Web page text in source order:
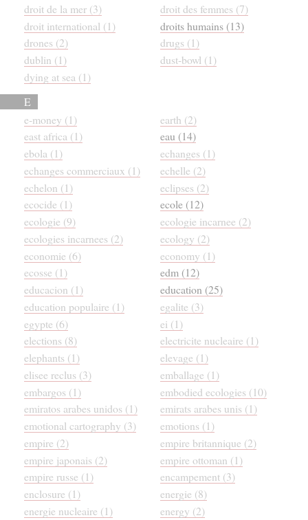
droit de la mer (3)
droit des femmes (7)
droit international (1)
droits humains (13)
drones (2)
drugs (1)
dublin (1)
dust-bowl (1)
dying at sea (1)
E
e-money (1)
earth (2)
east africa (1)
eau (14)
ebola (1)
echanges (1)
echanges commerciaux (1)
echelle (2)
echelon (1)
eclipses (2)
ecocide (1)
ecole (12)
ecologie (9)
ecologie incarnee (2)
ecologies incarnees (2)
ecology (2)
economie (6)
economy (1)
ecosse (1)
edm (12)
educacion (1)
education (25)
education populaire (1)
egalite (3)
egypte (6)
ei (1)
elections (8)
electricite nucleaire (1)
elephants (1)
elevage (1)
elisee reclus (3)
emballage (1)
embargos (1)
embodied ecologies (10)
emiratos arabes unidos (1)
emirats arabes unis (1)
emotional cartography (3)
emotions (1)
empire (2)
empire britannique (2)
empire japonais (2)
empire ottoman (1)
empire russe (1)
encampement (3)
enclosure (1)
energie (8)
energie nucleaire (1)
energy (2)